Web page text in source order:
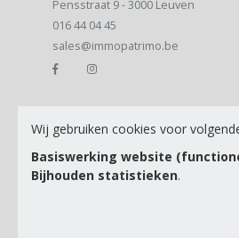
Pensstraat 9 - 3000 Leuven
016 44 04 45
sales@immopatrimo.be
E-mail
Ik ga akkoord met de
Wij gebruiken cookies voor
Basiswerking website
Bijhouden statistieken.